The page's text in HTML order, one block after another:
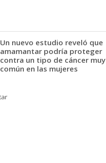
Un nuevo estudio reveló que
amamantar podría proteger
contra un tipo de cáncer muy
común en las mujeres